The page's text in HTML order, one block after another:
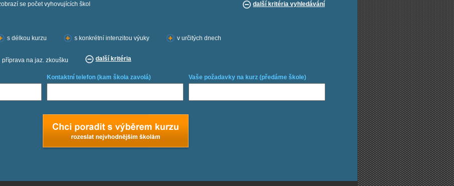
se počet vyhovujících škol další kritéria vyhledávání
s délkou kurzu s konkrétní intenzitou výuky v určitých dnech
příprava na jaz. zkoušku další kritéria
Kontaktní telefon (kam škola zavolá) Vaše požadavky na kurz (předáme škole)